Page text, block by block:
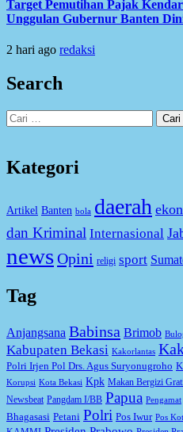
Target Pemutihan Pajak
Unggulan Gubernur Banten
2 hari ago redaksi
Search
Cari
untuk:
Kategori
Artikel Banten bola daerah
dan Kriminal Internasional
newsOpini religi sport
Tag
Anjangsana Babinsa Brimob
Kabupaten Bekasi Kakorlantas
Polri Irjen Pol Drs. Agus Suryonugroho
Korupsi Kota Bekasi Kpk Makan Bergizi
Newsbeat Pangdam I/BB Papua Pengamat
Bhagasasi Petani Polri Pos Iwur Pos